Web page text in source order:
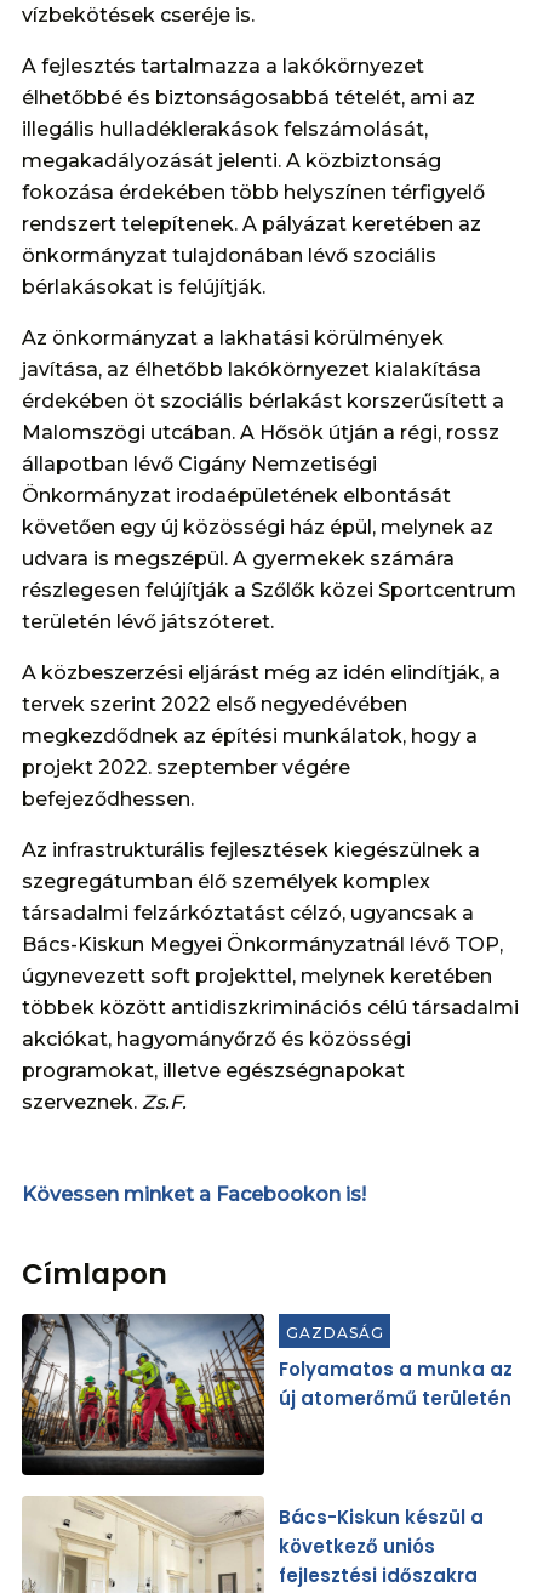
vízbekötések cseréje is.
A fejlesztés tartalmazza a lakókörnyezet
élhetőbbé és biztonságosabbá tételét, ami az
illegális hulladéklerakások felszámolását,
megakadályozását jelenti. A közbiztonság
fokozása érdekében több helyszínen térfigyelő
rendszert telepítenek. A pályázat keretében az
önkormányzat tulajdonában lévő szociális
bérlakásokat is felújítják.
Az önkormányzat a lakhatási körülmények
javítása, az élhetőbb lakókörnyezet kialakítása
érdekében öt szociális bérlakást korszerűsített a
Malomszögi utcában. A Hősök útján a régi, rossz
állapotban lévő Cigány Nemzetiségi
Önkormányzat irodaépületének elbontását
követően egy új közösségi ház épül, melynek az
udvara is megszépül. A gyermekek számára
részlegesen felújítják a Szőlők közei Sportcentrum
területén lévő játszóteret.
A közbeszerzési eljárást még az idén elindítják, a
tervek szerint 2022 első negyedévében
megkezdődnek az építési munkálatok, hogy a
projekt 2022. szeptember végére
befejeződhessen.
Az infrastrukturális fejlesztések kiegészülnek a
szegregátumban élő személyek komplex
társadalmi felzárkóztatást célzó, ugyancsak a
Bács-Kiskun Megyei Önkormányzatnál lévő TOP,
úgynevezett soft projekttel, melynek keretében
többek között antidiszkriminációs célú társadalmi
akciókat, hagyományőrző és közösségi
programokat, illetve egészségnapokat
szerveznek. Zs.F.
Kövessen minket a Facebookon is!
Címlapon
GAZDASÁG
Folyamatos a munka az
új atomerőmű területén
Bács-Kiskun készül a
következő uniós
fejlesztési időszakra